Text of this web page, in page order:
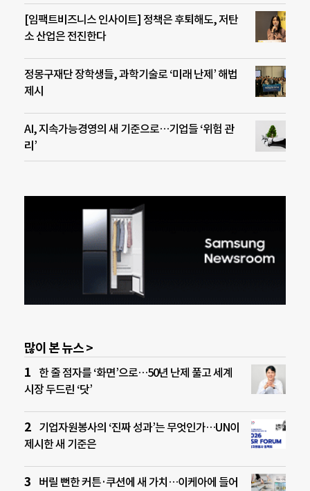
[임팩트비즈니스 인사이트] 정책은 후퇴해도, 저탄
소 산업은 전진한다
정몽구재단 장학생들, 과학기술로 ‘미래 난제’ 해법
제시
AI, 지속가능경영의 새 기준으로…기업들 ‘위험 관
리’
많이 본 뉴스 >
한 줄 점자를 ‘화면’으로…50년 난제 풀고 세계
시장 두드린 ‘닷’
기업자원봉사의 ‘진짜 성과’는 무엇인가…UN이
제시한 새 기준은
버릴 뻔한 커튼·쿠션에 새 가치…이케아에 들어